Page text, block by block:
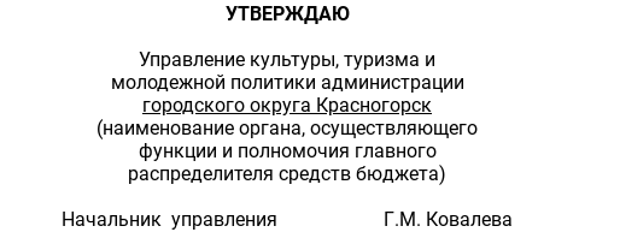
УТВЕРЖДАЮ
Управление культуры, туризма и
молодежной политики администрации
городского округа Красногорск
(наименование органа, осуществляющего
функции и полномочия главного
распределителя средств бюджета)
Начальник управления Г.М. Ковалева